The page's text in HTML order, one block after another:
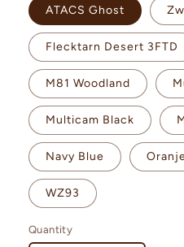
ATACS Ghost
Flecktarn Desert 3FTD
M81 Woodland
Multicam Black
Navy Blue
WZ93
Quantity